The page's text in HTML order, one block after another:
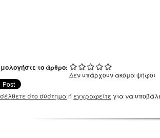
το άρθρο:
Δεν υπάρχουν ακόμα ψήφοι
στο σύστημαή εγγραφείτε για να